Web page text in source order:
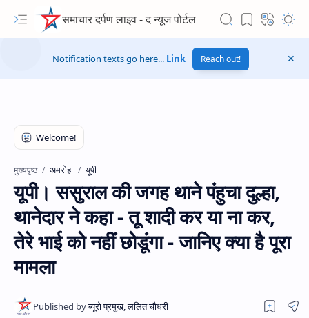
समाचार दर्पण लाइव - द न्यूज पोर्टल
Hidden Menu
Notification texts go here... Link Reach out!
मुख्यपृष्ठ अमरोहा यूपी
यूपी। ससुराल की जगह थाने पंहुचा दुल्हा,
थानेदार ने कहा - तू शादी कर या ना कर,
तेरे भाई को नहीं छोडूंगा - जानिए क्या है पूरा
मामला